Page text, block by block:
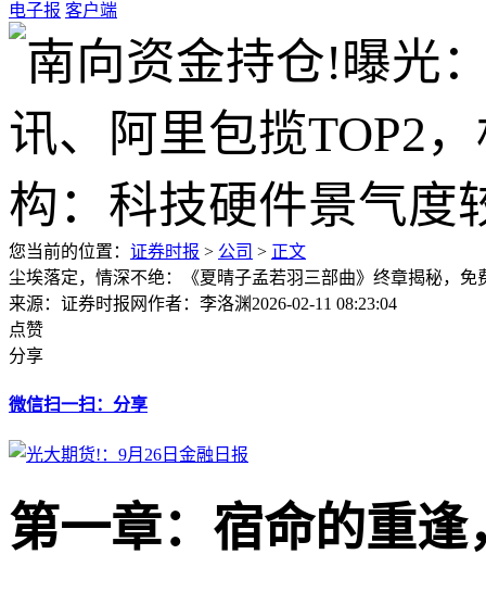
电子报 客户端
您当前的位置： 证券时报 > 公司 > 正文
尘埃落定，情深不绝：《夏晴子孟若羽三部曲》终章揭秘，免
来源：证券时报网作者：李洛渊2026-02-11 08:23:04
点赞
分享
微信扫一扫：分享
第一章：宿命的重